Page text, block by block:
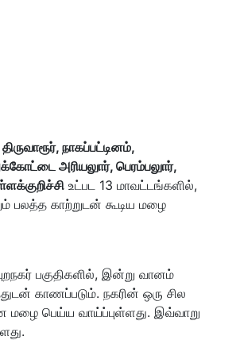
திருவாரூர், நாகப்பட்டினம்,
அரியலுார், பெரம்பலுார்,
உட்பட 13 மாவட்டங்களில்,
பலத்த காற்றுடன் கூடிய மழை
பகுதிகளில், இன்று வானம்
காணப்படும். நகரின் ஒரு சில
மழை பெய்ய வாய்ப்புள்ளது. இவ்வாறு